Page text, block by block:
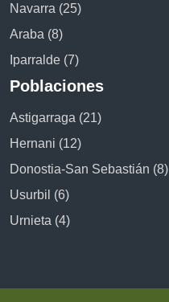
Navarra (25)
Araba (8)
Iparralde (7)
Poblaciones
Astigarraga (21)
Hernani (12)
Donostia-San Sebastián (8)
Usurbil (6)
Urnieta (4)